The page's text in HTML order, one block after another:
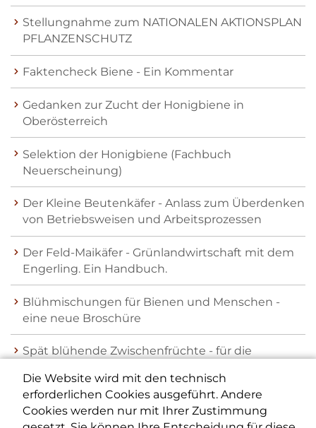
Stellungnahme zum NATIONALEN AKTIONSPLAN
PFLANZENSCHUTZ
Faktencheck Biene - Ein Kommentar
Gedanken zur Zucht der Honigbiene in
Oberösterreich
Selektion der Honigbiene (Fachbuch
Neuerscheinung)
Der Kleine Beutenkäfer - Anlass zum Überdenken
von Betriebsweisen und Arbeitsprozessen
Der Feld-Maikäfer - Grünlandwirtschaft mit dem
Engerling. Ein Handbuch.
Blühmischungen für Bienen und Menschen -
eine neue Broschüre
Spät blühende Zwischenfrüchte - für die
Seite 2 von 3
Die Website wird mit den technisch
erforderlichen Cookies ausgeführt. Andere
Cookies werden nur mit Ihrer Zustimmung